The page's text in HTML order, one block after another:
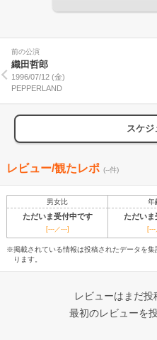
前の公演
織田哲郎
1996/07/12 (金)
PEPPERLAND
スケジ
レビュー/観たレポ (--件)
男女比 年
ただいま受付中です ただいま
[---／---] [---
※掲載されている情報は投稿されたデータを
ります。
レビューはまだ投
最初のレビューを